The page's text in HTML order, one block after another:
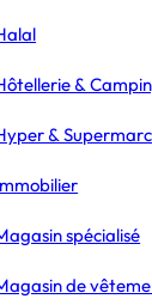
&
&
spécialisé
de